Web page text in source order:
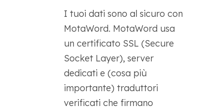
I tuoi dati sono al sicuro con
MotaWord. MotaWord usa
un certificato SSL (Secure
Socket Layer), server
dedicati e (cosa più
importante) traduttori
verificati che firmano